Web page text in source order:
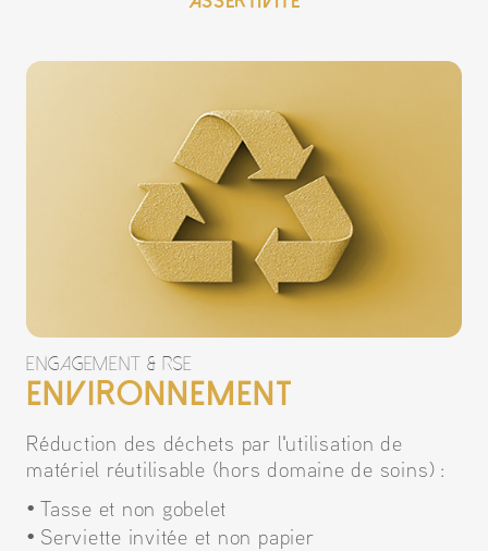
engagement & rse
Environnement
Réduction des déchets par l'utilisation de
matériel réutilisable (hors domaine de soins) :
Tasse et non gobelet
Serviette invitée et non papier